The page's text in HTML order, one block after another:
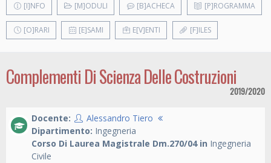
[I]NFO [M]ODULI [B]ACHECA [P]ROGRAMMA
[O]RARI [E]SAMI E[V]ENTI [F]ILES
Complementi Di Scienza Delle Costruzioni
2019/2020
Docente:
Alessandro Tiero
Dipartimento: Ingegneria
Corso Di Laurea Magistrale Dm.270/04 in Ingegneria
Civile